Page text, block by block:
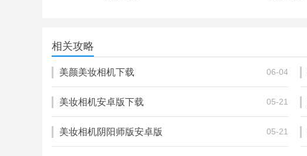
拍摄美化
拍摄美化
相关攻略
美颜美妆相机下载 06-04
美妆相机安卓版下载 05-21
美妆相机阴阳师版安卓版 05-21